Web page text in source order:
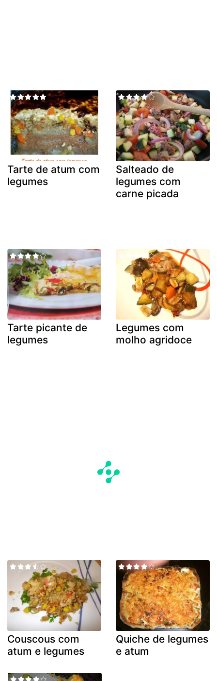
Tarte de atum com
legumes
Salteado de
legumes com
carne picada
Tarte picante de
legumes
Legumes com
molho agridoce
Couscous com
atum e legumes
Quiche de legumes
e atum